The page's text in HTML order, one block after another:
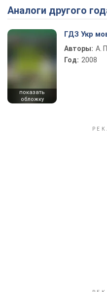
Аналоги другого
показать
обложку
ГДЗ Укр
Авторы: А.
Год: 2008